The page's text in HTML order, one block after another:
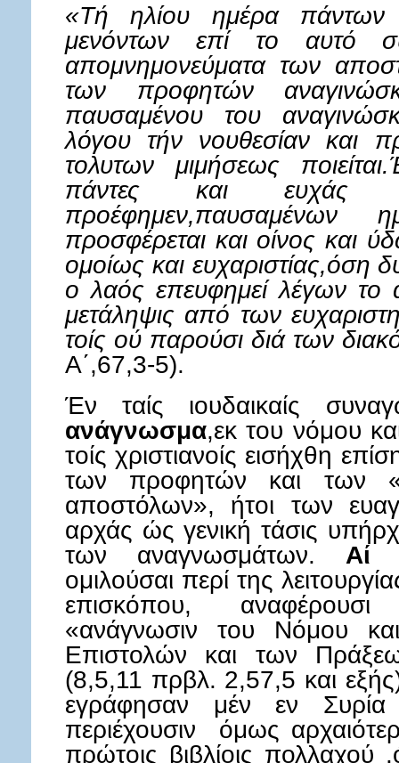
«Τή ηλίου ημέρα
μενόντων επί το αυτό
απομνημονεύματα των
των προφητών
παυσαμένου του
λόγου τήν νουθεσίαν και
τολυτων μιμήσεως
πάντες και ευχάς
προέφημεν,παυσαμένων
προσφέρεται και οίνος και
ομοίως και ευχαριστίας,όση
ο λαός επευφημεί λέγων το
μετάληψις από των
τοίς ού παρούσι διά των
Α΄,67,3-5).
Έν ταίς ιουδαικαίς
ανάγνωσμα,εκ του νόμου
τοίς χριστιανοίς εισήχθη
των προφητών και των
αποστόλων», ήτοι των
αρχάς ώς γενική τάσις
των αναγνωσμάτων. Αί
ομιλούσαι περί της
επισκόπου,
«ανάγνωσιν του Νόμου
Επιστολών και των
(8,5,11 πρβλ. 2,57,5 και
εγράφησαν μέν εν
περιέχουσιν όμως
πρώτοις βιβλίοις